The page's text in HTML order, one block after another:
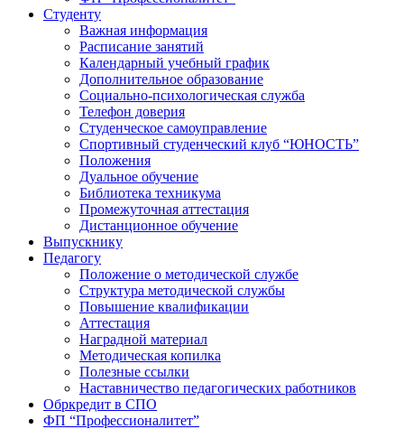
Студенту
Важная информация
Расписание занятий
Календарный учебный график
Дополнительное образование
Социально-психологическая служба
Телефон доверия
Студенческое самоуправление
Спортивный студенческий клуб “ЮНОСТЬ”
Положения
Дуальное обучение
Библиотека техникума
Промежуточная аттестация
Дистанционное обучение
Выпускнику
Педагогу
Положение о методической службе
Структура методической службы
Повышение квалификации
Аттестация
Наградной материал
Методическая копилка
Полезные ссылки
Наставничество педагогических работников
Обркредит в СПО
ФП “Профессионалитет”